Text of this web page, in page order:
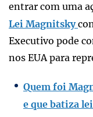
entrar com uma
Lei Magnitsky
Executivo pode
nos EUA para
Quem foi
e que batiza